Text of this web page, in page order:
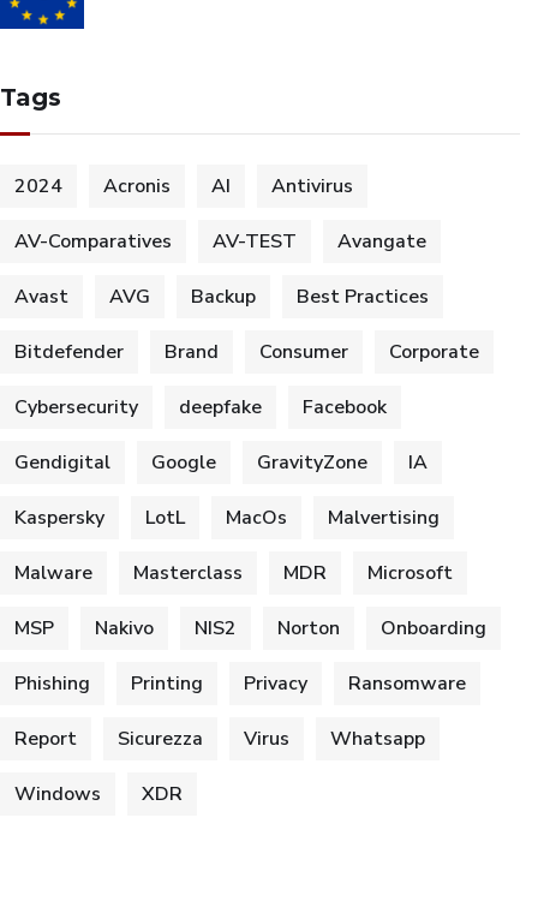
Tags
2024 Acronis AI Antivirus
AV-Comparatives AV-TEST Avangate
Avast AVG Backup Best Practices
Bitdefender Brand Consumer Corporate
Cybersecurity deepfake Facebook
Gendigital Google GravityZone IA
Kaspersky LotL MacOs Malvertising
Malware Masterclass MDR Microsoft
MSP Nakivo NIS2 Norton Onboarding
Phishing Printing Privacy Ransomware
Report Sicurezza Virus Whatsapp
Windows XDR